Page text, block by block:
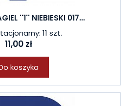
''1'' NIEBIESKI 017...
11 szt.
11,00 zł
koszyka